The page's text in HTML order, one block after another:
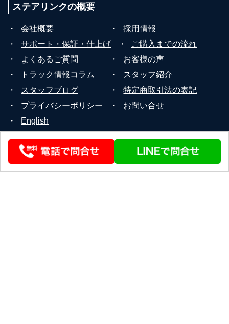
ステアリンクの概要
・ 会社概要 ・
採用情報
・
サポート・保証・仕上げ ・
ご購入までの流れ
・
よくあるご質問 ・
お客様の声
・
トラック情報コラム ・
スタッフ紹介
・
スタッフブログ ・
特定商取引法の表記
・
プライバシーポリシー ・
お問い合せ
・
English
© 2026 STEERLINK Co.,Ltd